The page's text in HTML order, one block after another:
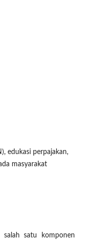
edukasi perpajakan,
masyarakat
salah satu komponen